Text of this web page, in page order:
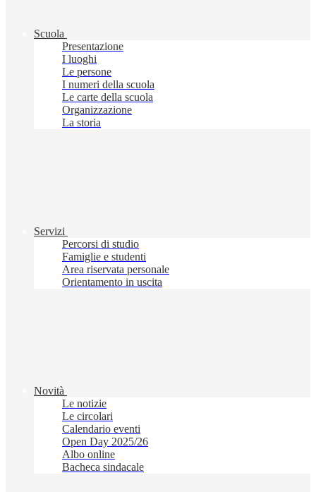
Scuola
Presentazione
I luoghi
Le persone
I numeri della scuola
Le carte della scuola
Organizzazione
La storia
Servizi
Percorsi di studio
Famiglie e studenti
Area riservata personale
Orientamento in uscita
Novità
Le notizie
Le circolari
Calendario eventi
Open Day 2025/26
Albo online
Bacheca sindacale